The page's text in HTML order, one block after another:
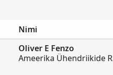
Nimi
Oliver E Fenzo
Ameerika Ühendriikide